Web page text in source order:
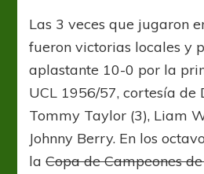
Las 3 veces que jugaron
fueron victorias locales y
aplastante 10-0 por la
UCL 1956/57, cortesía de
Tommy Taylor (3), Liam
Johnny Berry. En los
laCopa de Campeones